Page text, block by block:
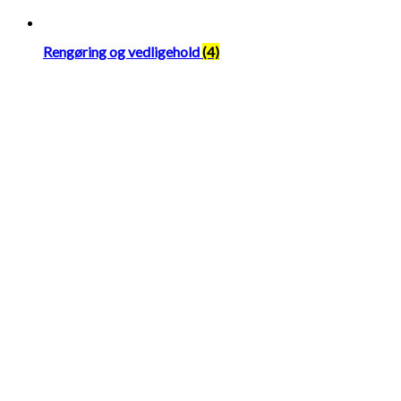
Rengøring og vedligehold(4)